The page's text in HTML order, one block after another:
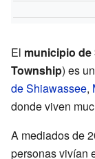
El municipio de
Township) es
de Shiawassee,
donde viven
A mediados de
personas vivían